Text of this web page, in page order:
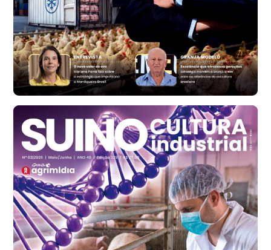
R$ 134,40
cx
Ovo Vermelho - Regional
Bastos (SP)
R$ 146,71
cx
Frango - Indicador
SP
R$ 7,13
kg
Frango - Indicador
SP
R$ 7,15
kg
Trigo Atacado - Regional
PR